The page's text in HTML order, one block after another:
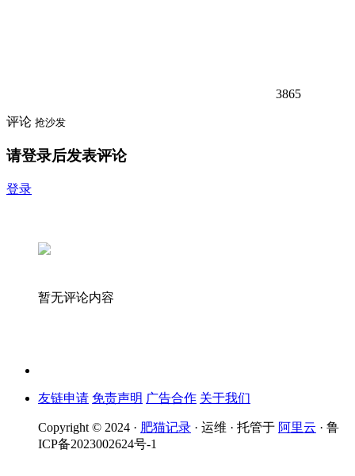
3865
评论 抢沙发
请登录后发表评论
登录
暂无评论内容
友链申请 免责声明 广告合作 关于我们
Copyright © 2024 · 肥猫记录 · 运维 · 托管于 阿里云 · 鲁
ICP备2023002624号-1